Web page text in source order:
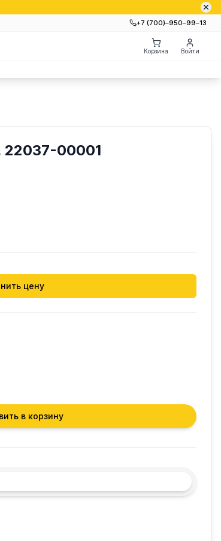
+7 (700)‒950‒99‒13
Корзина Войти
22037-00001
цену
в корзину